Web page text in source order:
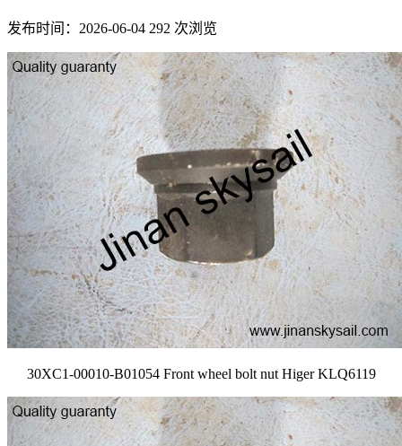
发布时间：2026-06-04 292 次浏览
30XC1-00010-B01054 Front wheel bolt nut Higer KLQ6119